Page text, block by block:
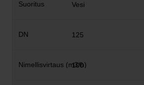
Vesi
125
100